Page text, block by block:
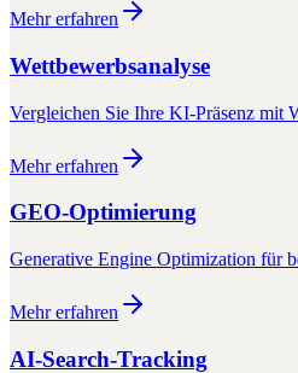
Mehr erfahren
Wettbewerbsanalyse
Vergleichen Sie Ihre KI-Präsenz mit
Mehr erfahren
GEO-Optimierung
Generative Engine Optimization für
Mehr erfahren
AI-Search-Tracking